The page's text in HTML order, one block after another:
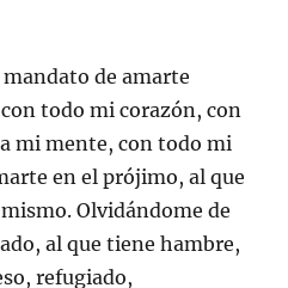
de amarte
todo mi corazón, con
mi mente, con todo mi
en el prójimo, al que
Olvidándome de
al que tiene hambre,
refugiado,